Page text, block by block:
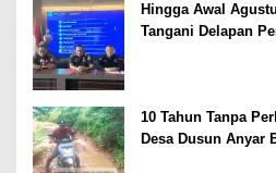
Hingga Awal
Tangani Delapan
10 Tahun Tanpa
Desa Dusun Anyar